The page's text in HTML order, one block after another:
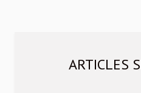
ARTICLES